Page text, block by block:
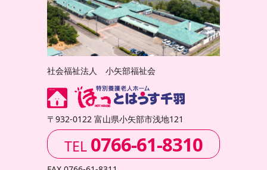
社会福祉法人 小矢部福祉会
〒932-0122 富山県小矢部市浅地121
TEL 0766-61-8310